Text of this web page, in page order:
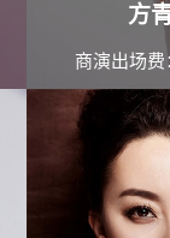
方
商演出场费
1980年，第
执导的爱情电影
情》。1983年，
农民题材电影《
欧.........查看方青